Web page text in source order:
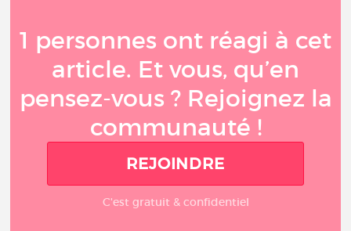
1 personnes ont réagi à cet
article. Et vous, qu’en
pensez-vous ? Rejoignez la
communauté !
REJOINDRE
C'est gratuit & confidentiel